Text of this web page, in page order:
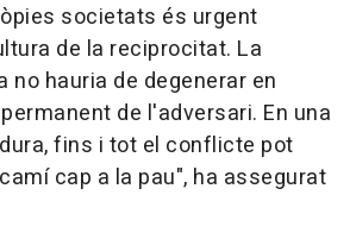
societats és urgent
de la reciprocitat. La
no hauria de degenerar en
de l'adversari. En una
fins i tot el conflicte pot
cap a la pau", ha assegurat